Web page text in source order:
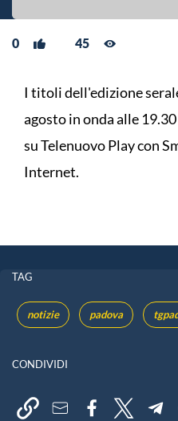
0 45
I titoli dell'edizione
agosto in onda alle
su Telenuovo Play con
Internet.
TAG
notizie padova
CONDIVIDI